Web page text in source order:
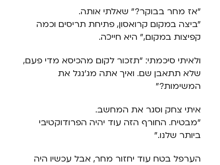
"אז מחר בבוקר?" שאלתי אותה.
"ביצה במקום קרואסון, פתיחת תריסים וכמה
קפיצות במקום," היא חייכה.
ולאיתי סיכמתי: "תזכור לקום מהכיסא מדי פעם,
שלא תתאבן שם. ואיך אתה מג'נגל את
המשימות?"
איתי צחק וסגר את המחשב.
"מבטיח. החורף הזה עוד יהיה הפרודוקטיבי
ביותר שלנו."
הערפל בטח עוד יחזור מחר, אבל עכשיו היה